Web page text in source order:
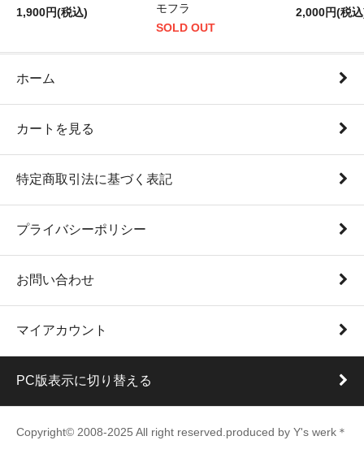
1,900円(税込)
モフラ
SOLD OUT
2,000円(税
ホーム
カートを見る
特定商取引法に基づく表記
プライバシーポリシー
お問い合わせ
マイアカウント
PC版表示に切り替える
Copyright© 2008-2025 All right reserved.produced by Y's werk＊